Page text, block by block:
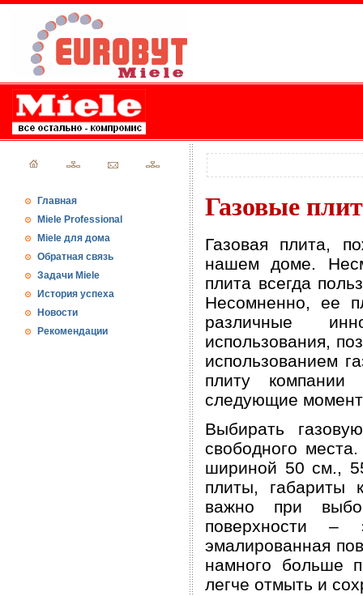
Главная
Miele Professional
Miele для дома
Обратная связь
Задачи Miele
История успеха
Новости
Рекомендации
Газовые
Газовая плита,
нашем доме.
плита всегда
Несомненно, ее
различные
использования,
использованием
плиту
следующие
Выбирать
свободного
шириной 50 см.,
плиты, габариты
важно при
поверхности
эмалированная
намного больше
легче отмыть и